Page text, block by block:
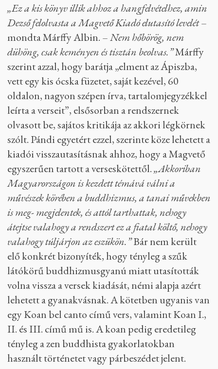
„Ez a kis könyv illik ahhoz a hangfelvételhez, amin
Dezső felolvasta a Magvető Kiadó elutasító levelét–
mondta Márffy Albin. –Nem hőbörög, nem
dühöng, csak keményen és tisztán beolvas.”Márffy
szerint azzal, hogy barátja „elment az Ápiszba,
vett egy kis ócska füzetet, saját kezével, 60
oldalon, nagyon szépen írva, tartalomjegyzékkel
leírta a verseit”, elsősorban a rendszernek
olvasott be, sajátos kritikája az akkori légkörnek
szólt. Pándi egyetért ezzel, szerinte köze lehetett a
kiadói visszautasításnak ahhoz, hogy a Magvető
egyszerűen tartott a verseskötettől.„Akkoriban
Magyarországon is kezdett témává válni a
művészek körében a buddhizmus, a tanai művekben
is meg- megjelentek, és attól tarthattak, nehogy
átejtse valahogy a rendszert ez a fiatal költő, nehogy
valahogy túljárjon az eszükön.”Bár nem került
elő konkrét bizonyíték, hogy tényleg a szűk
látókörű buddhizmusgyanú miatt utasították
volna vissza a versek kiadását, némi alapja azért
lehetett a gyanakvásnak. A kötetben ugyanis van
egy Koan bel canto című vers, valamint Koan I.,
II. és III. című mű is. A koan pedig eredetileg
tényleg a zen buddhista gyakorlatokban
használt történetet vagy párbeszédet jelent.